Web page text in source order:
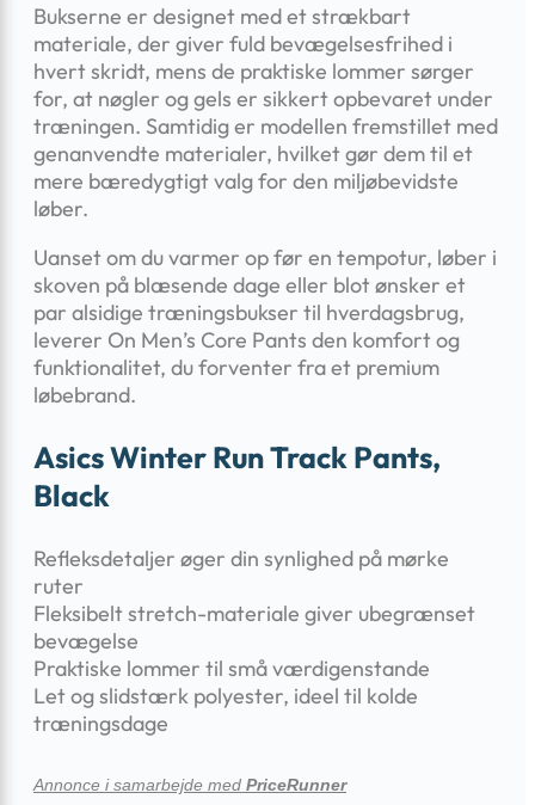
Bukserne er designet med et strækbart
materiale, der giver fuld bevægelsesfrihed i
hvert skridt, mens de praktiske lommer sørger
for, at nøgler og gels er sikkert opbevaret under
træningen. Samtidig er modellen fremstillet med
genanvendte materialer, hvilket gør dem til et
mere bæredygtigt valg for den miljøbevidste
løber.
Uanset om du varmer op før en tempotur, løber i
skoven på blæsende dage eller blot ønsker et
par alsidige træningsbukser til hverdagsbrug,
leverer On Men’s Core Pants den komfort og
funktionalitet, du forventer fra et premium
løbebrand.
Asics Winter Run Track Pants,
Black
Refleksdetaljer øger din synlighed på mørke
ruter
Fleksibelt stretch-materiale giver ubegrænset
bevægelse
Praktiske lommer til små værdigenstande
Let og slidstærk polyester, ideel til kolde
træningsdage
Annonce i samarbejde med PriceRunner